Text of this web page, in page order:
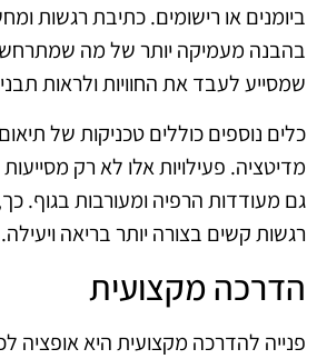
ביומנים או רישומים. כתיבת רגשות
בהבנה מעמיקה יותר של מה שמתרחש
שמסייע לעבד את החוויות ולראות
כלים נוספים כוללים טכניקות של תיאום
מדיטציה. פעילויות אלו לא רק
גם מעודדות הרפיה ומעורבות בגוף.
רגשות קשים בצורה יותר בריאה ויעילה.
הדרכה מקצועית
פנייה להדרכה מקצועית היא אופציה